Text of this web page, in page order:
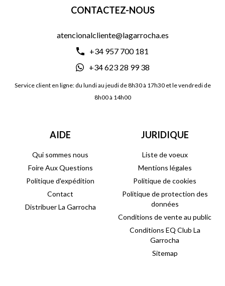
CONTACTEZ-NOUS
atencionalcliente@lagarrocha.es
+34 957 700 181
+34 623 28 99 38
Service client en ligne: du lundi au jeudi de 8h30 à 17h30 et le vendredi de
8h00 à 14h00
AIDE
Qui sommes nous
Foire Aux Questions
Politique d'expédition
Contact
Distribuer La Garrocha
JURIDIQUE
Liste de voeux
Mentions légales
Politique de cookies
Politique de protection des
données
Conditions de vente au public
Conditions EQ Club La
Garrocha
Sitemap